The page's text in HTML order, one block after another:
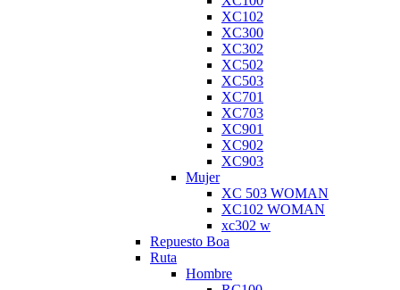
XC102
XC300
XC302
XC502
XC503
XC701
XC703
XC901
XC902
XC903
Mujer
XC 503 WOMAN
XC102 WOMAN
xc302 w
Repuesto Boa
Ruta
Hombre